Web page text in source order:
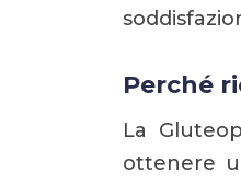
Perché
La
ottenere